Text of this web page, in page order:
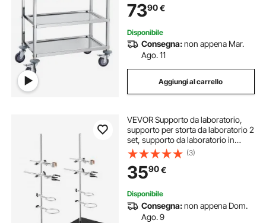
per Medicazione da Laboratorio 3
Piani
7390€
Disponibile
Consegna:non appena Mar.
Ago. 11
Aggiungi al carrello
VEVOR Supporto da laboratorio,
supporto per storta da laboratorio 2
set, supporto da laboratorio in
acciaio Asta da 60 cm e base in
ghisa da 21 x 13,5 cm, include
morsetti per matracci
(3)
3590€
Disponibile
Consegna:non appena Dom.
Ago. 9